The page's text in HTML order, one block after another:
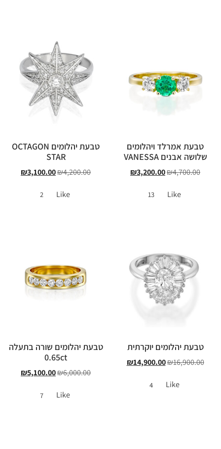
טבעת אמרלד ויהלומים
שלושה אבנים VANESSA
₪4,700.00
₪3,200.00
Like
13
טבעת יהלומים OCTAGON
STAR
₪4,200.00
₪3,100.00
Like
2
טבעת יהלומים יוקרתית
₪16,900.00
₪14,900.00
Like
4
טבעת יהלומים שורה בתעלה
0.65ct
₪6,000.00
₪5,100.00
Like
7